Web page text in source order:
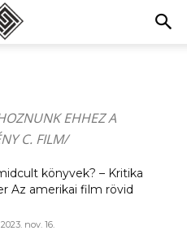
EHHEZ A
C. FILM/
könyvek? – Kritika
Az amerikai film rövid
2023. nov. 16.